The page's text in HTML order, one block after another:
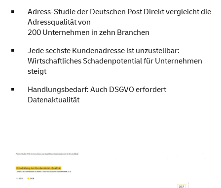
Adress-Studie der Deutschen Post Direkt vergleicht die
Adressqualität von
200 Unternehmen in zehn Branchen
Jede sechste Kundenadresse ist unzustellbar:
Wirtschaftliches Schadenpotential für Unternehmen
steigt
Handlungsbedarf: Auch DSGVO erfordert
Datenaktualität